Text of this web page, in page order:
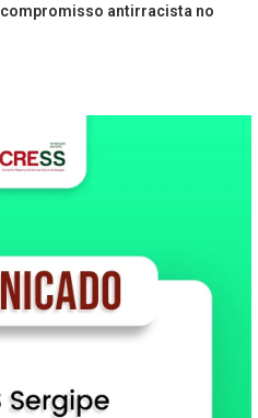
antirracista no